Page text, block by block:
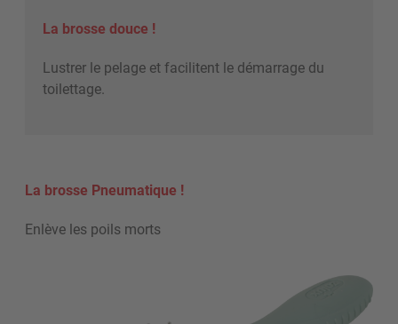
La brosse douce !
Lustrer le pelage et facilitent le démarrage du
toilettage.
La brosse Pneumatique !
Enlève les poils morts